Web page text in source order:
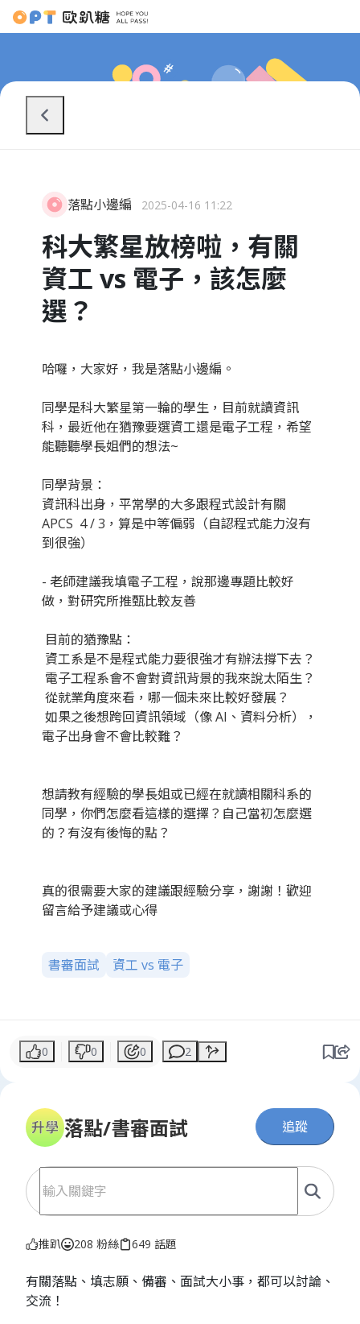
落點/書審面試 追蹤
推趴 208 粉絲 649 話題
有關落點、填志願、備審、面試大小事，都可以討論、
交流！
落點小邊編 2025-04-16 11:22
科大繁星放榜啦，有關
資工 vs 電子，該怎麼
選？
哈囉，大家好，我是落點小邊編。
同學是科大繁星第一輪的學生，目前就讀資訊
科，最近他在猶豫要選資工還是電子工程，希望
能聽聽學長姐們的想法~
同學背景：
資訊科出身，平常學的大多跟程式設計有關
APCS 4 / 3，算是中等偏弱（自認程式能力沒有
到很強）
- 老師建議我填電子工程，說那邊專題比較好
做，對研究所推甄比較友善
目前的猶豫點：
資工系是不是程式能力要很強才有辦法撐下去？
電子工程系會不會對資訊背景的我來說太陌生？
從就業角度來看，哪一個未來比較好發展？
如果之後想跨回資訊領域（像 AI、資料分析），
電子出身會不會比較難？
想請教有經驗的學長姐或已經在就讀相關科系的
同學，你們怎麼看這樣的選擇？自己當初怎麼選
的？有沒有後悔的點？
真的很需要大家的建議跟經驗分享，謝謝！歡迎
留言給予建議或心得
書審面試 資工 vs 電子
0 0 0 2